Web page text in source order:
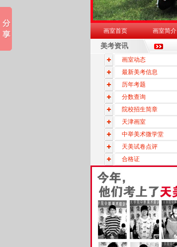
画室首页 画室简介
美考资讯
画室动态
最新美考信息
历年考题
分数查询
院校招生简章
天津画室
中举美术微学堂
天美试卷点评
合格证